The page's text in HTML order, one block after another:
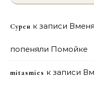
Сурен к записи
попеняли Помойке
mitasmies к записи